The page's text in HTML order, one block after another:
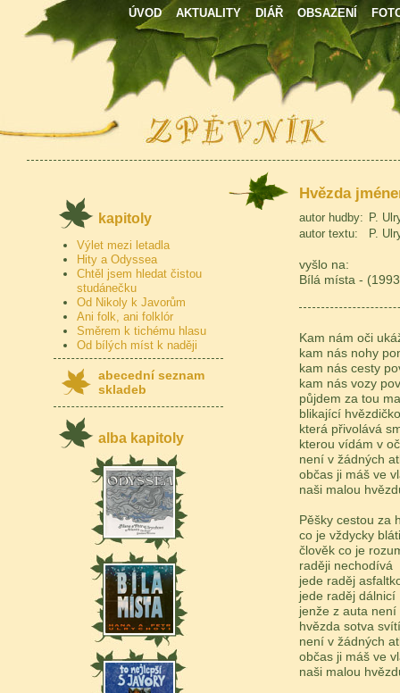
Hvězda
autor hudby: P.
autor textu:
P.
vyšlo na:
Bílá místa -
Kam nám oči
kam nás nohy
kam nás cesty
kam nás vozy
půjdem za tou
blikající
která přivolává
kterou vídám v
není v žádných
občas ji máš ve
naši malou
Pěšky cestou za
co je vždycky
člověk co je
raději nechodívá
jede raděj
jede raděj dálnicí
jenže z auta není
hvězda sotva
není v žádných
občas ji máš ve
naši malou
kapitoly
Výlet mezi letadla
Hity a Odyssea
Chtěl jsem hledat čistou
studánečku
Od Nikoly k Javorům
Ani folk, ani folklór
Směrem k tichému hlasu
Od bílých míst k naději
abecední seznam
skladeb
alba kapitoly
ÚVOD AKTUALITY DIÁŘ OBSAZENÍ